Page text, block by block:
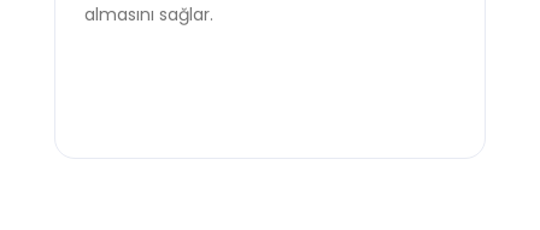
almasını sağlar.